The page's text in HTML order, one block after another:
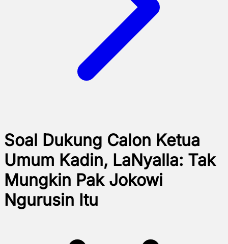
Soal Dukung Calon Ketua
Umum Kadin, LaNyalla: Tak
Mungkin Pak Jokowi
Ngurusin Itu